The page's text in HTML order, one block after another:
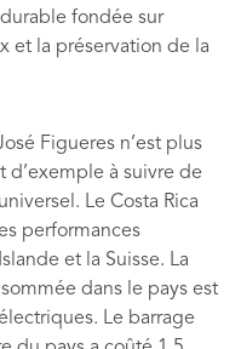
durable fondée sur
et la préservation de la
Figueres n’est plus
d’exemple à suivre de
Le Costa Rica
performances
et la Suisse. La
dans le pays est
Le barrage